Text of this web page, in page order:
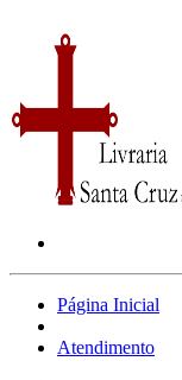
Página Inicial
Atendimento